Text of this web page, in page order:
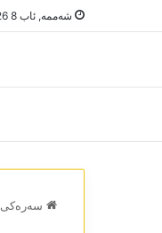
شەممە, ئاب 8 2026
سەرەکی